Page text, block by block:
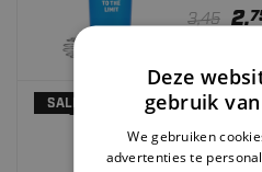
3,45 2.
SALE
Deze
gebruik
We gebruiken
advertenties te